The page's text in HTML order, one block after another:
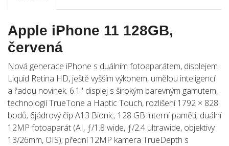
Apple iPhone 11 128GB,
červená
Nová generace iPhone s duálním fotoaparátem, displejem
Liquid Retina HD, ještě vyšším výkonem, umělou inteligencí
a řadou novinek. 6.1" displej s širokým barevným gamutem,
technologií TrueTone a Haptic Touch, rozlišení 1792 × 828
bodů; 6jádrový čip A13 Bionic; 128 GB interní paměti; duální
12MP fotoaparát (AI, ƒ/1.8 wide, ƒ/2.4 ultrawide, objektivy
13/26mm, OIS); přední 12MP kamera TrueDepth s